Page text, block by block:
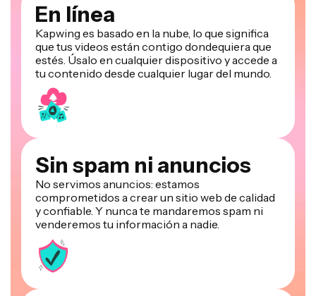
En línea
Kapwing es basado en la nube, lo que significa
que tus videos están contigo dondequiera que
estés. Úsalo en cualquier dispositivo y accede a
tu contenido desde cualquier lugar del mundo.
Sin spam ni anuncios
No servimos anuncios: estamos
comprometidos a crear un sitio web de calidad
y confiable. Y nunca te mandaremos spam ni
venderemos tu información a nadie.